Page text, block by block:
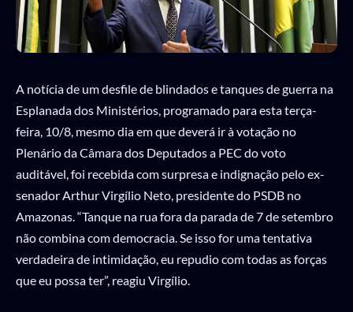
A notícia de um desfile de blindados e tanques de guerra na
Esplanada dos Ministérios, programado para esta terça-
feira, 10/8, mesmo dia em que deverá ir à votação no
Plenário da Câmara dos Deputados a PEC do voto
auditável, foi recebida com surpresa e indignação pelo ex-
senador Arthur Virgílio Neto, presidente do PSDB no
Amazonas. “Tanque na rua fora da parada de 7 de setembro
não combina com democracia. Se isso for uma tentativa
verdadeira de intimidação, eu repudio com todas as forças
que eu possa ter”, reagiu Virgílio.